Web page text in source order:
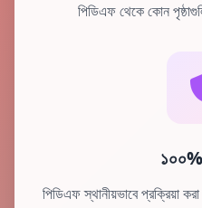
পিডিএফ থেকে কোন
১০০%
পিডিএফ স্থানীয়ভাবে প্রক্রিয়া